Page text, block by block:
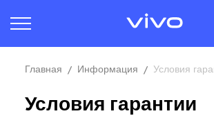
Главная Информация Условия
Условия гарантии